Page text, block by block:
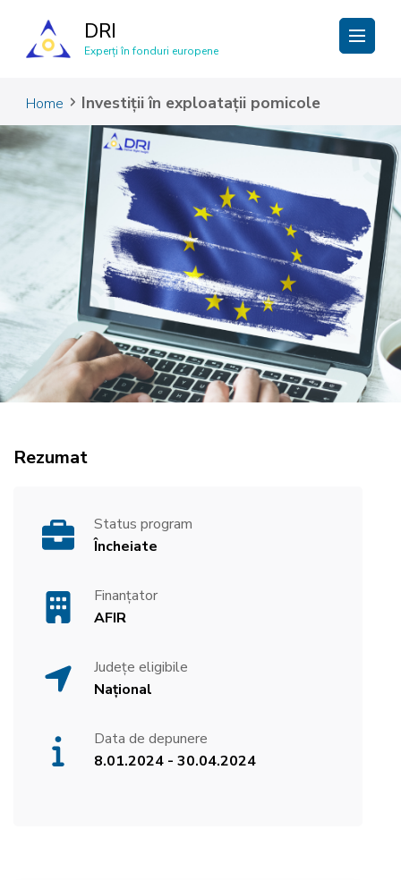
DRI
Experți în fonduri europene
Home Investiții în exploatații pomicole
Rezumat
Status program
Încheiate
Finanțator
AFIR
Județe eligibile
Național
Data de depunere
8.01.2024 - 30.04.2024